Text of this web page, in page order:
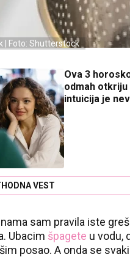
| Foto: Shutterstock
Ova 3
odmah otkriju
intuicija je
VEST
sam pravila iste
Ubacim špagete u vodu,
posao. A onda se